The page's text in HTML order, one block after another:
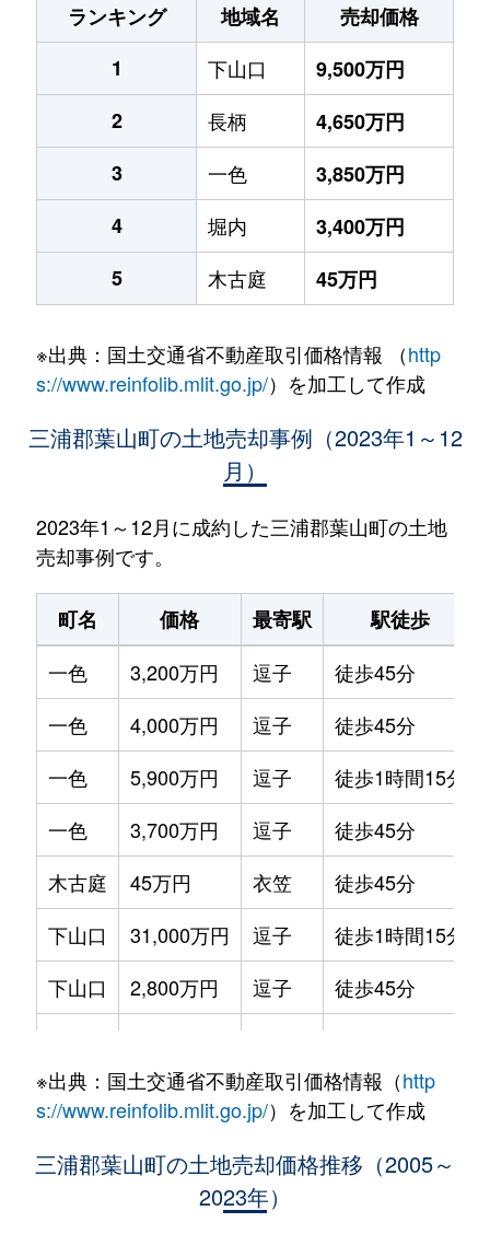
ランキング
地域名
売却価格
1
下山口
9,500万円
2
長柄
4,650万円
3
一色
3,850万円
4
堀内
3,400万円
5
木古庭 45万円
※出典：国土交通省不動産取引価格情報 （http
s://www.reinfolib.mlit.go.jp/）を加工して作成
三浦郡葉山町の土地売却事例（2023年1～12
月）
2023年1～12月に成約した三浦郡葉山町の土地
売却事例です。
町名 価格 最寄駅 駅徒歩
一色
3,200万円 逗子 徒歩45分
一色
4,000万円 逗子 徒歩45分
一色
5,900万円 逗子 徒歩1時間15分
一色
3,700万円 逗子 徒歩45分
木古庭
45万円 衣笠 徒歩45分
下山口
31,000万円 逗子 徒歩1時間15分
下山口
2,800万円 逗子 徒歩45分
下山口
5,300万円 逗子 徒歩45分
9,500万円 逗子
※出典：国土交通省不動産取引価格情報（http
s://www.reinfolib.mlit.go.jp/）を加工して作成
三浦郡葉山町の土地売却価格推移（2005～
2023年）